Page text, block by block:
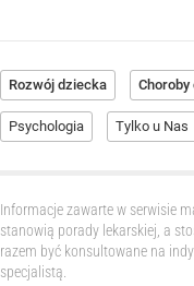
Rozwój dziecka Choroby
Psychologia Tylko u Nas
Informacje zawarte w serwisie
stanowią porady lekarskiej, a
razem być konsultowane na
specjalistą.